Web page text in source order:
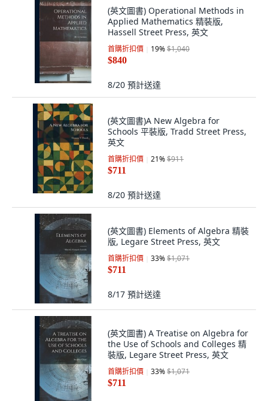
(英文圖書) Operational Methods in
Applied Mathematics 精裝版,
Hassell Street Press, 英文
首購折扣價 19%$1,040
$840
8/20 預計送達
(英文圖書)A New Algebra for
Schools 平裝版, Tradd Street Press,
英文
首購折扣價 21%$911
$711
8/20 預計送達
(英文圖書) Elements of Algebra 精裝
版, Legare Street Press, 英文
首購折扣價 33%$1,071
$711
8/17 預計送達
(英文圖書) A Treatise on Algebra for
the Use of Schools and Colleges 精
裝版, Legare Street Press, 英文
首購折扣價 33%$1,071
$711